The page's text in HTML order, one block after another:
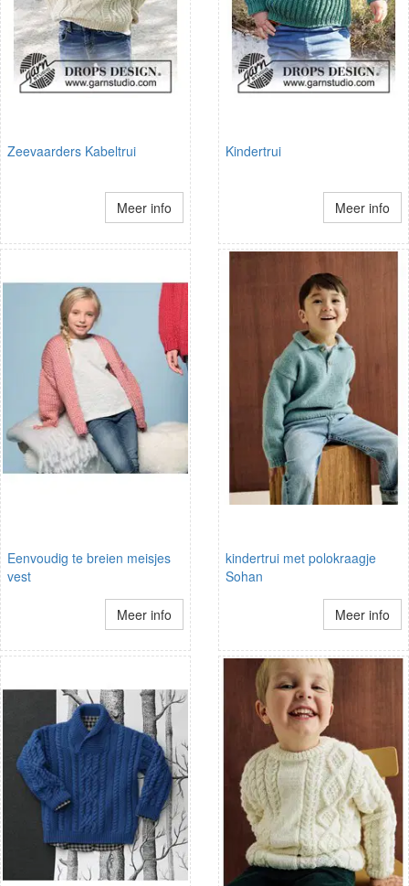
Zeevaarders Kabeltrui
Meer info
Kindertrui
Meer info
Eenvoudig te breien meisjes
vest
Meer info
kindertrui met polokraagje
Sohan
Meer info